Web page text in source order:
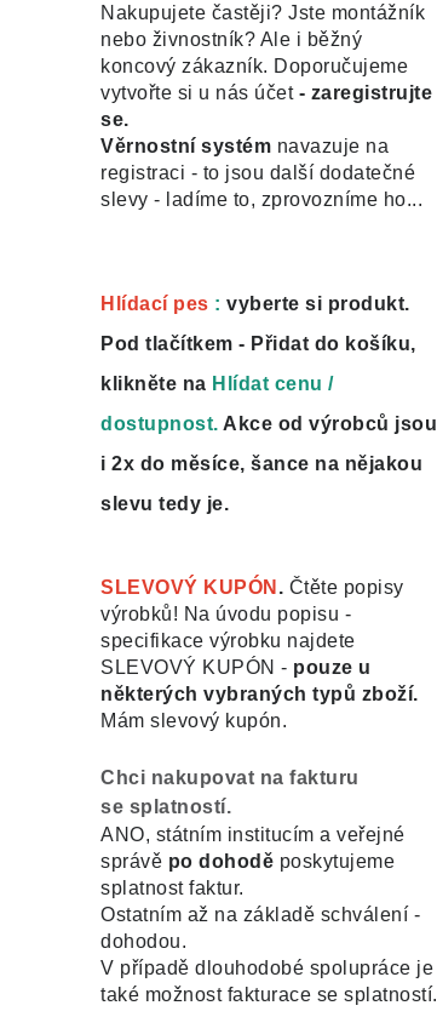
Nakupujete častěji? Jste montážník
nebo živnostník? Ale i běžný
koncový zákazník. Doporučujeme
vytvořte si u nás účet- zaregistrujte
se.
Věrnostní systém navazuje na
registraci - to jsou další dodatečné
slevy - ladíme to, zprovozníme ho...
Hlídací pes : vyberte si produkt.
Pod tlačítkem - Přidat do košíku,
klikněte na Hlídat cenu /
dostupnost. Akce od výrobců jsou
i 2x do měsíce, šance na nějakou
slevu tedy je.
SLEVOVÝ KUPÓN . Čtěte popisy
výrobků! Na úvodu popisu -
specifikace výrobku najdete
SLEVOVÝ KUPÓN - pouze u
některých vybraných typů zboží.
Mám slevový kupón.
Chci nakupovat na fakturu
se splatností.
ANO, státním institucím a veřejné
správě po dohodě poskytujeme
splatnost faktur.
Ostatním až na základě schválení -
dohodou.
V případě dlouhodobé spolupráce je
také možnost fakturace se splatností.